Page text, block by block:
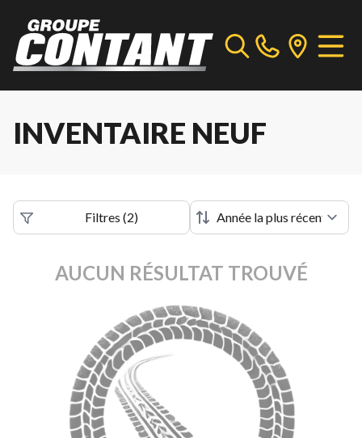
INVENTAIRE NEUF
Filtres (2)
AUCUN RÉSULTAT TROUVÉ